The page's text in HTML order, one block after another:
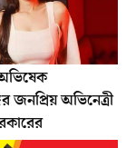
জনপ্রিয় অভিনেত্রী